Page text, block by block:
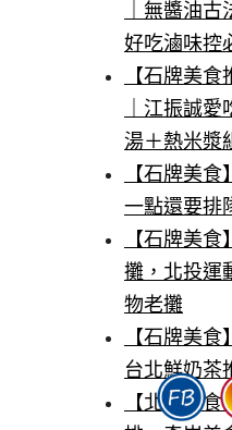
｜無醬油
好吃滷味控
【石牌美
｜江振誠
湯＋熱米漿
【石牌美
一點還要排
【石牌美
攤，北投運
物老攤
【石牌美
台北鮮奶茶
【北投美